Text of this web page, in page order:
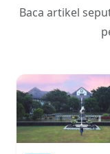
Baca artikel